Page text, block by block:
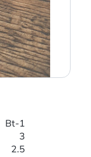
Bt-1
3
2.5